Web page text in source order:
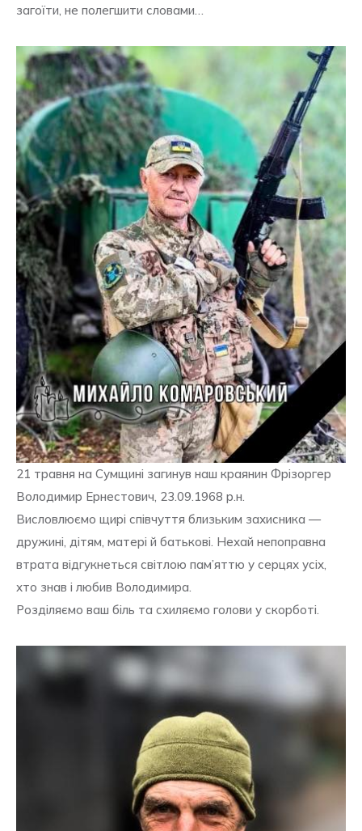
загоїти, не полегшити словами…
21 травня на Сумщині загинув наш краянин Фрізоргер
Володимир Ернестович, 23.09.1968 р.н.
Висловлюємо щирі співчуття близьким захисника —
дружині, дітям, матері й батькові. Нехай непоправна
втрата відгукнеться світлою пам’яттю у серцях усіх,
хто знав і любив Володимира.
Розділяємо ваш біль та схиляємо голови у скорботі.